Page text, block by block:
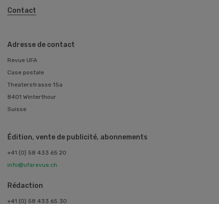
Contact
Adresse de contact
Revue UFA
Case postale
Theaterstrasse 15a
8401 Winterthour
Suisse
Édition, vente de publicité, abonnements
+41 (0) 58 433 65 20
info@ufarevue.ch
Rédaction
+41 (0) 58 433 65 30